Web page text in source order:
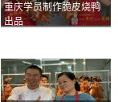
重庆学员制作脆皮烧鸭
出品